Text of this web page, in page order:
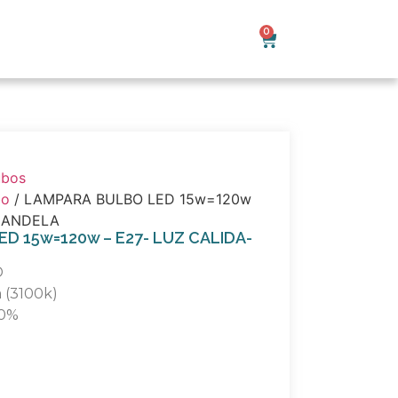
0
/ LAMPARA BULBO LED 15w=120w
15w=120w – E27- LUZ CALIDA-
(3100k)